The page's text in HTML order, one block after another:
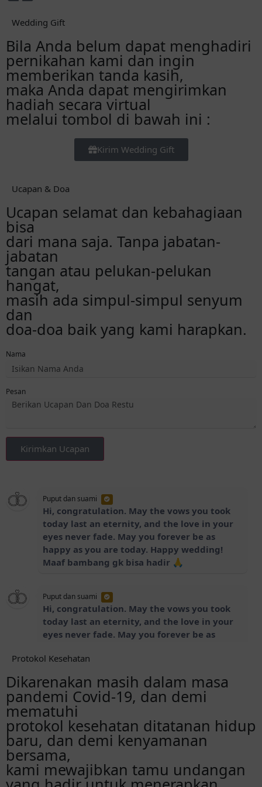
Wedding Gift
Bila Anda belum dapat menghadiri
pernikahan kami dan ingin
memberikan tanda kasih,
maka Anda dapat mengirimkan
hadiah secara virtual
melalui tombol di bawah ini :
Kirim Wedding Gift
Ucapan & Doa
Ucapan selamat dan kebahagiaan
bisa
dari mana saja. Tanpa jabatan-
jabatan
tangan atau pelukan-pelukan
hangat,
masih ada simpul-simpul senyum
dan
doa-doa baik yang kami harapkan.
Nama
Pesan
Kirimkan Ucapan
Puput dan suami
Hi, congratulation. May the vows you took
today last an eternity, and the love in your
eyes never fade. May you forever be as
happy as you are today. Happy wedding!
Maaf bambang gk bisa hadir 🙏
Puput dan suami
Hi, congratulation. May the vows you took
today last an eternity, and the love in your
eyes never fade. May you forever be as
Maaf bambang gk bisa hadir 🙏
Gepeng
selamat ya. maaf ga bisa datang. Samawa
pokokee
Danie Febriyanti
Susii.. Selamat yaa, ikut berbahagia. Semoga
jadi keluarga samawa. Acaranya di
Protokol Kesehatan
Dikarenakan masih dalam masa
pandemi Covid-19, dan demi
mematuhi
protokol kesehatan ditatanan hidup
baru, dan demi kenyamanan
bersama,
kami mewajibkan tamu undangan